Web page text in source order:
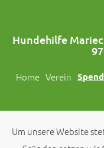
Hundehilfe
Home Verein
Folgt
Um unsere Website